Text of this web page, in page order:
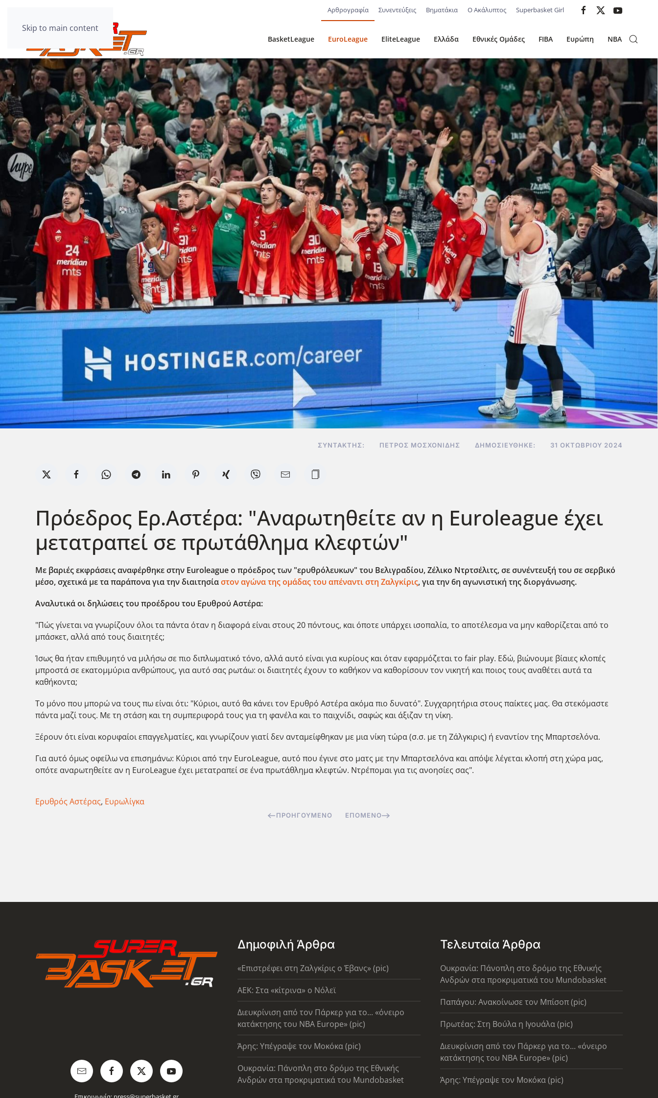
Skip to main content
Αρθρογραφία Συνεντεύξεις Βηματάκια Ο Ακάλυπτος Superbasket Girl
BasketLeague EuroLeague EliteLeague Ελλάδα Εθνικές Ομάδες FIBA Ευρώπη NBA
ΣΥΝΤΆΚΤΗΣ: ΠΈΤΡΟΣ ΜΟΣΧΟΝΊΔΗΣ ΔΗΜΟΣΙΕΎΘΗΚΕ: 31 ΟΚΤΩΒΡΊΟΥ 2024
Πρόεδρος Ερ.Αστέρα: "Αναρωτηθείτε αν η Euroleague έχει
μετατραπεί σε πρωτάθλημα κλεφτών"
Με βαριές εκφράσεις αναφέρθηκε στην Euroleague ο πρόεδρος των "ερυθρόλευκων" του Βελιγραδίου, Ζέλικο Ντρτσέλιτς, σε συνέντευξή του σε σερβικό
μέσο, σχετικά με τα παράπονα για την διαιτησίαστον αγώνα της ομάδας του απέναντι στη Ζαλγκίρις, για την 6η αγωνιστική της διοργάνωσης.
Αναλυτικά οι δηλώσεις του προέδρου του Ερυθρού Αστέρα:
"Πώς γίνεται να γνωρίζουν όλοι τα πάντα όταν η διαφορά είναι στους 20 πόντους, και όποτε υπάρχει ισοπαλία, το αποτέλεσμα να μην καθορίζεται από το
μπάσκετ, αλλά από τους διαιτητές;
Ίσως θα ήταν επιθυμητό να μιλήσω σε πιο διπλωματικό τόνο, αλλά αυτό είναι για κυρίους και όταν εφαρμόζεται το fair play. Εδώ, βιώνουμε βίαιες κλοπές
μπροστά σε εκατομμύρια ανθρώπους, για αυτό σας ρωτάω: οι διαιτητές έχουν το καθήκον να καθορίσουν τον νικητή και ποιος τους αναθέτει αυτά τα
καθήκοντα;
Το μόνο που μπορώ να τους πω είναι ότι: "Κύριοι, αυτό θα κάνει τον Ερυθρό Αστέρα ακόμα πιο δυνατό". Συγχαρητήρια στους παίκτες μας. Θα στεκόμαστε
πάντα μαζί τους. Με τη στάση και τη συμπεριφορά τους για τη φανέλα και το παιχνίδι, σαφώς και άξιζαν τη νίκη.
Ξέρουν ότι είναι κορυφαίοι επαγγελματίες, και γνωρίζουν γιατί δεν ανταμείφθηκαν με μια νίκη τώρα (σ.σ. με τη Ζάλγκιρις) ή εναντίον της Μπαρτσελόνα.
Για αυτό όμως οφείλω να επισημάνω: Κύριοι από την EuroLeague, αυτό που έγινε στο ματς με την Μπαρτσελόνα και απόψε λέγεται κλοπή στη χώρα μας,
οπότε αναρωτηθείτε αν η EuroLeague έχει μετατραπεί σε ένα πρωτάθλημα κλεφτών. Ντρέπομαι για τις ανοησίες σας".
Ερυθρός Αστέρας, Ευρωλίγκα
ΠΡΟΗΓΟΎΜΕΝΟ ΕΠΌΜΕΝΟ
Δημοφιλή Άρθρα
«Επιστρέφει στη Ζαλγκίρις ο Έβανς» (pic)
AEK: Στα «κίτρινα» ο Νόλεϊ
Διευκρίνιση από τον Πάρκερ για το... «όνειρο
κατάκτησης του ΝΒΑ Europe» (pic)
Άρης: Υπέγραψε τον Μοκόκα (pic)
Ουκρανία: Πάνοπλη στο δρόμο της Εθνικής
Ανδρών στα προκριματικά του Mundobasket
Τελευταία Άρθρα
Ουκρανία: Πάνοπλη στο δρόμο της Εθνικής
Ανδρών στα προκριματικά του Mundobasket
Παπάγου: Ανακοίνωσε τον Μπίσοπ (pic)
Πρωτέας: Στη Βούλα η Ιγουάλα (pic)
Διευκρίνιση από τον Πάρκερ για το... «όνειρο
κατάκτησης του ΝΒΑ Europe» (pic)
Άρης: Υπέγραψε τον Μοκόκα (pic)